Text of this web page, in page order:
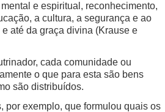
e espiritual, reconhecimento,
a cultura, a segurança e ao
até da graça divina (Krause e
cada comunidade ou
o que para esta são bens
são distribuídos.
por exemplo, que formulou quais os